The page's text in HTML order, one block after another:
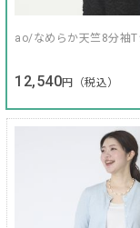
ao/なめらか天竺8分袖T
12,540円（税込）